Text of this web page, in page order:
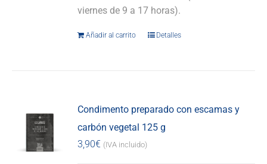
viernes de 9 a 17 horas).
Añadir al carrito Detalles
Condimento preparado con escamas y
carbón vegetal 125 g
3,90€ (IVA incluido)